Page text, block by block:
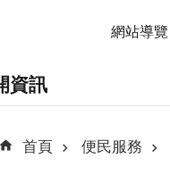
網站導覽
資訊
首頁 便民服務